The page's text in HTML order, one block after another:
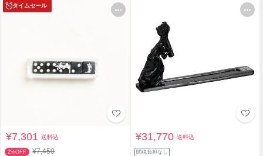
タイムセール
¥7,301送料込
2%OFF ¥7,450
¥31,770送料込
関税負担なし